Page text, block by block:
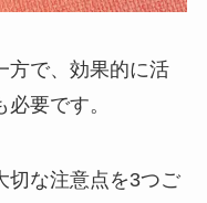
方で、効果的に活
要です。
切な注意点を3つご